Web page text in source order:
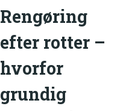
Rengøring
efter rotter –
hvorfor
grundig